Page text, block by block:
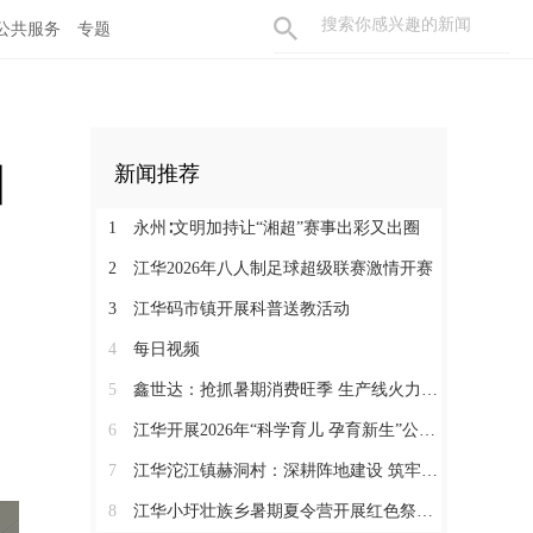
共服务 专题
新闻推荐
1 永州∶文明加持让“湘超”赛事出彩又出圈
2 江华2026年八人制足球超级联赛激情开赛
3 江华码市镇开展科普送教活动
4 每日视频
5 鑫世达：抢抓暑期消费旺季 生产线火力全开
6 江华开展2026年“科学育儿 孕育新生”公益活动
7 江华沱江镇赫洞村：深耕阵地建设 筑牢党建根基
8 江华小圩壮族乡暑期夏令营开展红色祭扫研学活动